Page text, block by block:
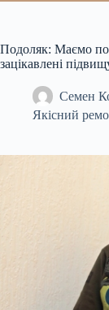
Подоляк: Маємо
зацікавлені
Семен
Якісний